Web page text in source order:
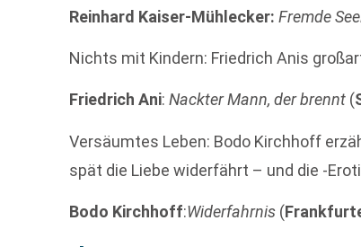
Reinhard Kaiser-Mühlecker:Fremde
Nichts mit Kindern: Friedrich Anis
Friedrich Ani:Nackter Mann, der brennt (
Versäumtes Leben: Bodo Kirchhoff
spät die Liebe widerfährt – und die -
Bodo Kirchhoff:Widerfahrnis (